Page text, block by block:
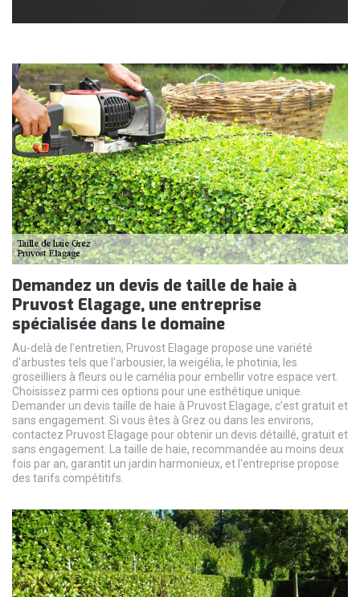
Demandez un devis de taille de haie à
Pruvost Elagage, une entreprise
spécialisée dans le domaine
Au-delà de l'entretien, Pruvost Elagage propose une variété
d'arbustes tels que l'arbousier, la weigélia, le photinia, les
groseilliers à fleurs ou le camélia pour embellir votre espace vert.
Choisissez parmi ces options pour une esthétique unique.
Demander un devis taille de haie à Pruvost Elagage, c’est gratuit et
sans engagement. Si vous êtes à Grez ou dans les environs,
contactez Pruvost Elagage pour obtenir un devis détaillé, gratuit et
sans engagement. La taille de haie, recommandée au moins deux
fois par an, garantit un jardin harmonieux, et l'entreprise propose
des tarifs compétitifs.